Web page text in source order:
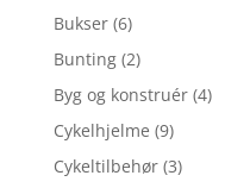
Bukser (6)
Bunting (2)
Byg og konstruér (4)
Cykelhjelme (9)
Cykeltilbehør (3)